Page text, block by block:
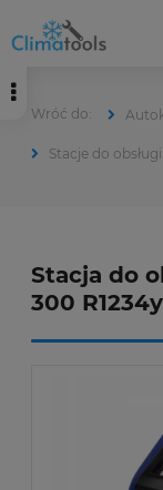
Stacje do
Stacja do
300